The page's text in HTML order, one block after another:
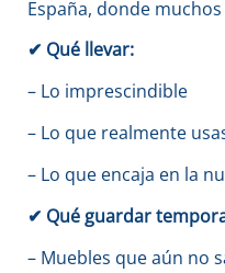
España, donde
✔ Qué llevar:
– Lo imprescindible
– Lo que realmente
– Lo que encaja en la
✔ Qué guardar
– Muebles que aún no